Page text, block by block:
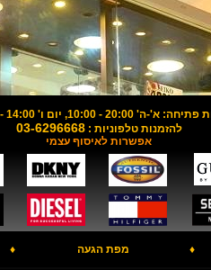
א'-ה' 20:00 - 10:00, יום ו' 14:00 - 10:00
להזמנות טלפוניות :03-6296668
אפשרות לאיסוף עצמי
♦ מפת הגעה ♦